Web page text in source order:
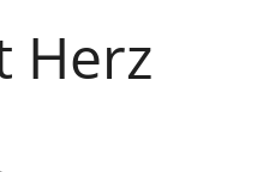
Herz